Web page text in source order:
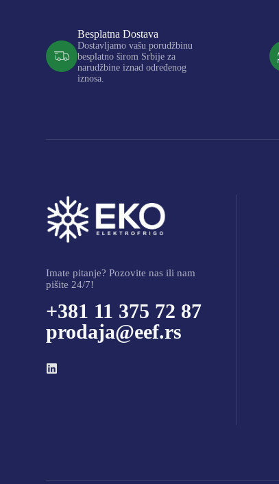
Besplatna Dostava
Dostavljamo vašu porudžbinu
besplatno širom Srbije za
narudžbine iznad određenog
iznosa.
Imate pitanje? Pozovite nas ili nam
pišite 24/7!
+381 11 375 72 87
prodaja@eef.rs